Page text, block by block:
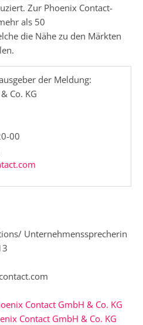
Zur Phoenix Contact-
als 50
die Nähe zu den Märkten
der Meldung:
Co. KG
00
Unternehmenssprecherin
Contact GmbH & Co. KG
Contact GmbH & Co. KG